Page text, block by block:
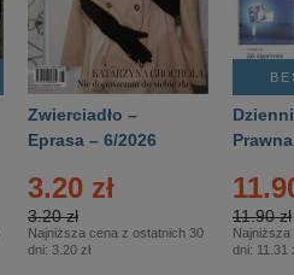
Zwierciadło –
Eprasa – 6/2026
3.20 zł
3.20 zł
Najniższa cena z ostatnich 30
dni: 3.20 zł
11.90 zł
dni: 11.31